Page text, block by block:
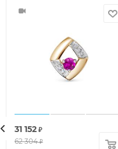
31 152 ₽
62 304₽